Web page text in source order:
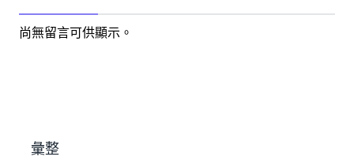
尚無留言可供顯示。
彙整